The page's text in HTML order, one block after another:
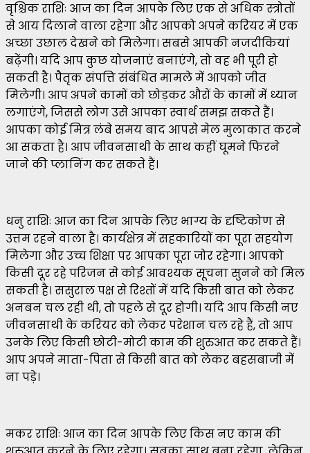
वृश्चिक राशिः आज का दिन आपके लिए एक से अधिक स्त्रोतों
से आय दिलाने वाला रहेगा और आपको अपने करियर में एक
अच्छा उछाल देखने को मिलेगा। सबसे आपकी नजदीकियां
बढ़ेंगी। यदि आप कुछ योजनाएं बनाएंगे, तो वह भी पूरी हो
सकती है। पैतृक संपत्ति संबंधित मामले में आपको जीत
मिलेगी। आप अपने कामों को छोड़कर औरों के कामों में ध्यान
लगाएंगे, जिससे लोग उसे आपका स्वार्थ समझ सकते हैं।
आपका कोई मित्र लंबे समय बाद आपसे मेल मुलाकात करने
आ सकता है। आप जीवनसाथी के साथ कहीं घूमने फिरने
जाने की प्लानिंग कर सकते हैं।
धनु राशिः आज का दिन आपके लिए भाग्य के दृष्टिकोण से
उत्तम रहने वाला है। कार्यक्षेत्र में सहकारियों का पूरा सहयोग
मिलेगा और उच्च शिक्षा पर आपका पूरा जोर रहेगा। आपको
किसी दूर रहे परिजन से कोई आवश्यक सूचना सुनने को मिल
सकती है। ससुराल पक्ष से रिश्तों में यदि किसी बात को लेकर
अनबन चल रही थी, तो पहले से दूर होगी। यदि आप किसी नए
जीवनसाथी के करियर को लेकर परेशान चल रहे हैं, तो आप
उनके लिए किसी छोटी-मोटी काम की शुरुआत कर सकते हैं।
आप अपने माता-पिता से किसी बात को लेकर बहसबाजी में
ना पड़े।
मकर राशिः आज का दिन आपके लिए किस नए काम की